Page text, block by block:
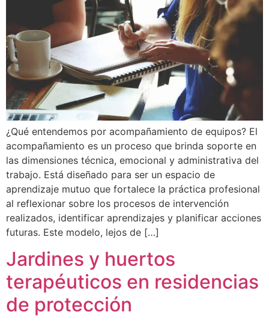
¿Qué entendemos por acompañamiento de equipos? El
acompañamiento es un proceso que brinda soporte en
las dimensiones técnica, emocional y administrativa del
trabajo. Está diseñado para ser un espacio de
aprendizaje mutuo que fortalece la práctica profesional
al reflexionar sobre los procesos de intervención
realizados, identificar aprendizajes y planificar acciones
futuras. Este modelo, lejos de […]
Jardines y huertos
terapéuticos en residencias
de protección